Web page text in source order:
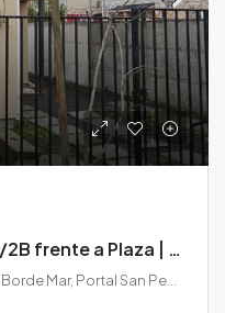
Hermosa Casa Familiar 3D/2B frente a Plaza | Portal San Pedro, San Pedro de la Paz